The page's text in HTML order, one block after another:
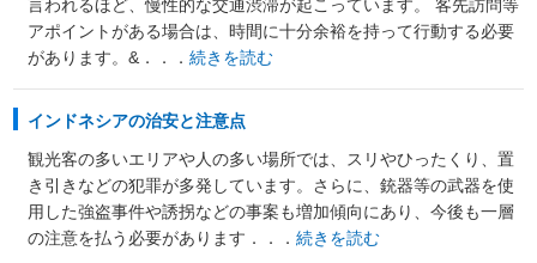
言われるほど、慢性的な交通渋滞が起こっています。 客先訪問等
アポイントがある場合は、時間に十分余裕を持って行動する必要
があります。&．．．続きを読む
インドネシアの治安と注意点
観光客の多いエリアや人の多い場所では、スリやひったくり、置
き引きなどの犯罪が多発しています。さらに、銃器等の武器を使
用した強盗事件や誘拐などの事案も増加傾向にあり、今後も一層
の注意を払う必要があります．．．続きを読む